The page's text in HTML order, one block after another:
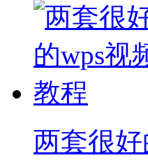
两套很好